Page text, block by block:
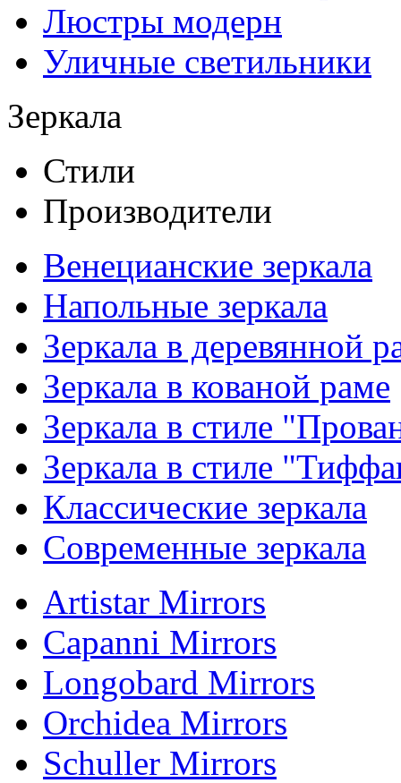
Люстры модерн
Уличные светильники
Зеркала
Стили
Производители
Венецианские зеркала
Напольные зеркала
Зеркала в деревянной
Зеркала в кованой раме
Зеркала в стиле
Зеркала в стиле
Классические зеркала
Современные зеркала
Artistar Mirrors
Capanni Mirrors
Longobard Mirrors
Orchidea Mirrors
Schuller Mirrors